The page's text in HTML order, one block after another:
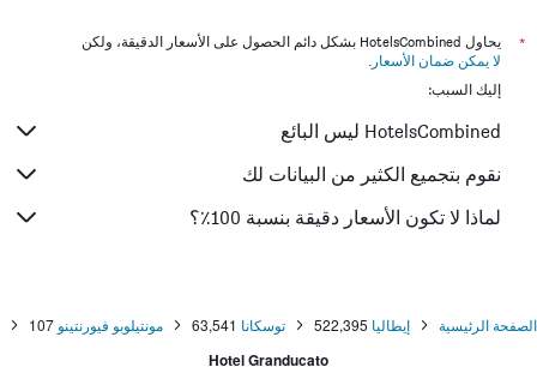
*
يحاول HotelsCombined بشكل دائم الحصول على الأسعار الدقيقة، ولكن
لا يمكن ضمان الأسعار .
إليك السبب:
HotelsCombined ليس البائع
نقوم بتجميع الكثير من البيانات لك
لماذا لا تكون الأسعار دقيقة بنسبة 100٪؟
الصفحة الرئيسية إيطاليا 522,395 توسكانا 63,541 مونتيلوبو فيورنتينو 107
Hotel Granducato